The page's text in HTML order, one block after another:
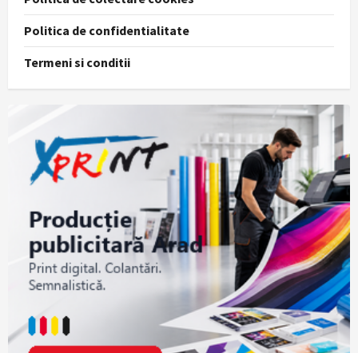
Politica de confidentialitate
Termeni si conditii